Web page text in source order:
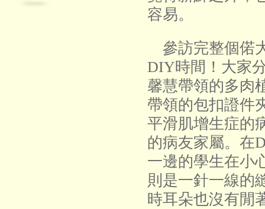
容易。
參訪完整個偌
DIY時間！大家
馨慧帶領的多肉
帶領的包扣證件
平滑肌增生症的
的病友家屬。在
一邊的學生在小
則是一針一線的
時耳朵也沒有閒